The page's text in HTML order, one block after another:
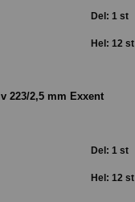
Del: 1 st
Hel: 12 st
223/2,5 mm Exxent
Del: 1 st
Hel: 12 st